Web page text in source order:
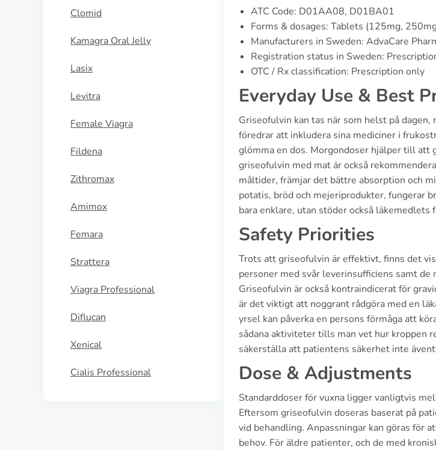
Clomid
Kamagra Oral Jelly
Lasix
Levitra
Female Viagra
Fildena
Zithromax
Amimox
Femara
Strattera
Viagra Professional
Diflucan
Xenical
Cialis Professional
ATC Code: D01AA08, D01BA01
Forms & dosages: Tablets (125mg,
Manufacturers in Sweden: AdvaCare
Registration status in Sweden:
OTC / Rx classification: Prescription only
Everyday Use & Best
Griseofulvin kan tas när som helst på
föredrar att inkludera sina mediciner i
glömma en dos. Morgondoser hjälper till att
griseofulvin med mat är också
måltider, främjar det bättre absorption och
potatis, bröd och mejeriprodukter, fungerar
bara enklare, utan stöder också läkemedlets
Safety Priorities
Trots att griseofulvin är effektivt, finns det
personer med svår leverinsufficiens samt de
Griseofulvin är också kontraindicerat för
är det viktigt att noggrant rådgöra med en
yrsel kan påverka en persons förmåga att
sådana aktiviteter tills man vet hur kroppen
säkerställa att patientens säkerhet inte
Dose & Adjustments
Standarddoser för vuxna ligger vanligtvis
Eftersom griseofulvin doseras baserat på
vid behandling. Anpassningar kan göras för
behov. För äldre patienter, och de med